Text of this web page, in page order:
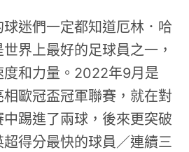
迷們一定都知道厄林．哈
界上最好的足球員之一，
度和力量。2022年9月是
歐冠盃冠軍聯賽，就在對
踢進了兩球，後來更突破
得分最快的球員／連續三